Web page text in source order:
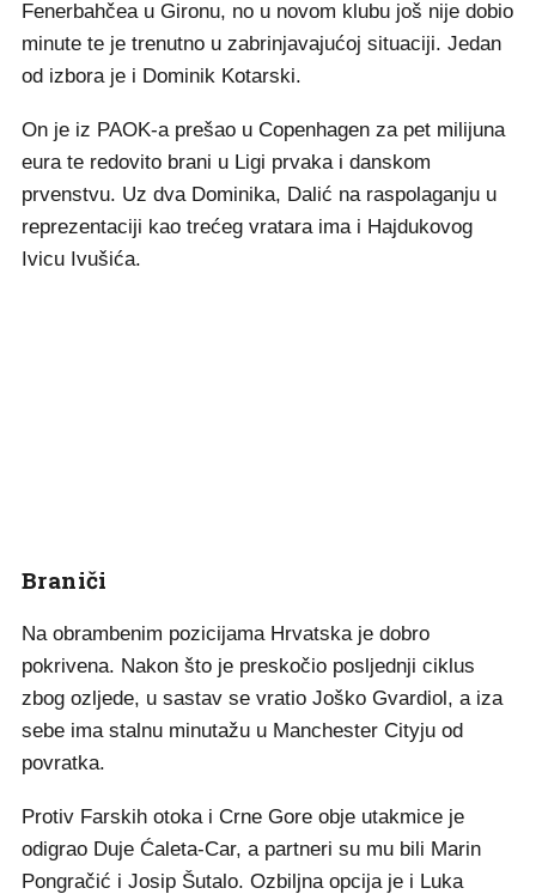
Fenerbahčea u Gironu, no u novom klubu još nije dobio
minute te je trenutno u zabrinjavajućoj situaciji. Jedan
od izbora je i Dominik Kotarski.
On je iz PAOK-a prešao u Copenhagen za pet milijuna
eura te redovito brani u Ligi prvaka i danskom
prvenstvu. Uz dva Dominika, Dalić na raspolaganju u
reprezentaciji kao trećeg vratara ima i Hajdukovog
Ivicu Ivušića.
Braniči
Na obrambenim pozicijama Hrvatska je dobro
pokrivena. Nakon što je preskočio posljednji ciklus
zbog ozljede, u sastav se vratio Joško Gvardiol, a iza
sebe ima stalnu minutažu u Manchester Cityju od
povratka.
Protiv Farskih otoka i Crne Gore obje utakmice je
odigrao Duje Ćaleta-Car, a partneri su mu bili Marin
Pongračić i Josip Šutalo. Ozbiljna opcija je i Luka